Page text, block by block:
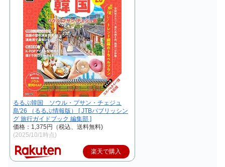
るるぶ韓国 ソウル・プサン・チェジュ
島'26 （るるぶ情報版） [ JTBパブリッシン
グ 旅行ガイドブック 編集部 ]
価格：1,375円（税込、送料無料)
(2025/10/1時点)
楽天で購入